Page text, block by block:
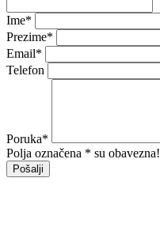
Ime*
Prezime*
Email*
Telefon
Poruka*
Polja označena * su obavezna!
Pošalji